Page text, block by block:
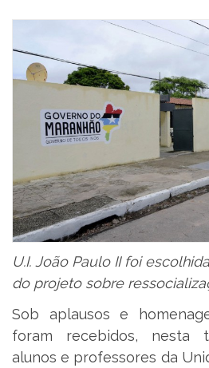
U.I. João Paulo II foi
do projeto sobre
Sob aplausos e
foram recebidos, nesta
alunos e professores da